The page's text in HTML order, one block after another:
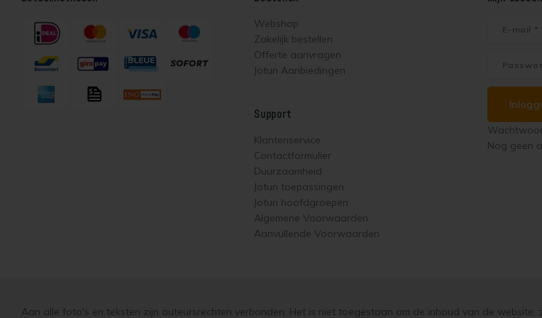
Webshop
Zakelijk bestellen
Offerte aanvragen
Jotun Aanbiedingen
Support
Klantenservice
Contactformulier
Duurzaamheid
Jotun toepassingen
Jotun hoofdgroepen
Algemene Voorwaarden
Aanvullende Voorwaarden
Nog geen
Aan alle foto's en teksten zijn auteursrechten verbonden. Het is niet toegestaan om de inhoud van de website,